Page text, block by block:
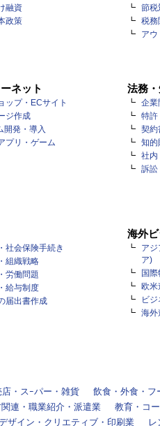
融資
政策
節税
税務
アウ
ネット
ップ・ECサイト
ジ作成
開発・導入
プリ・ゲーム
法務
企業
特許
契約
知的
社内
訴訟
社会保険手続き
組織戦略
労働問題
給与制度
届出書作成
海外
ア
ア)
国
欧
ビ
海外
店・スｰパー・雑貨 飲食・外食・フ
関連・職業紹介・派遣業 教育・コ
ザイン・クリエティブ・印刷業 レ